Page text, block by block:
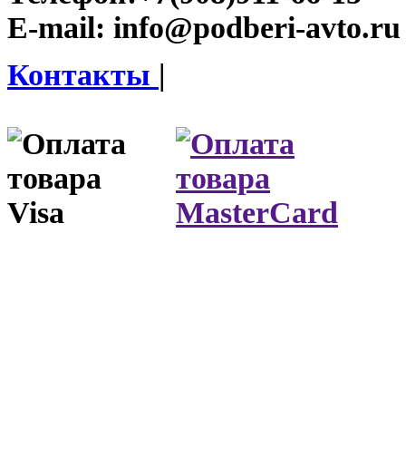
E-mail: info@podberi-avto.ru
Контакты |